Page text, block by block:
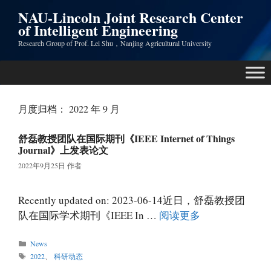
NAU-Lincoln Joint Research Center
of Intelligent Engineering
Research Group of Prof. Lei Shu，Nanjing Agricultural University
月度归档： 2022 年 9 月
舒磊教授团队在国际期刊《IEEE Internet of Things
Journal》上发表论文
2022年9月25日 作者
Recently updated on: 2023-06-14近日，舒磊教授团
队在国际学术期刊《IEEE In … 阅读更多
分
类
News
标
2022 、科研动态